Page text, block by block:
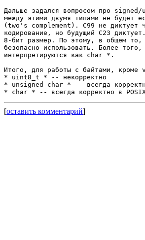
Дальше задался вопросом про
между этими двумя типами не будет
(two's complement). C99 не диктует
кодирование, но будущий C23
8-бит размер. По этому, в общем
безопасно использовать. Более
интерпретируются как char *.
Итого, для работы с байтами, кроме
* uint8_t * -- некорректно
* unsigned char * -- всегда корректно,
[оставить комментарий]